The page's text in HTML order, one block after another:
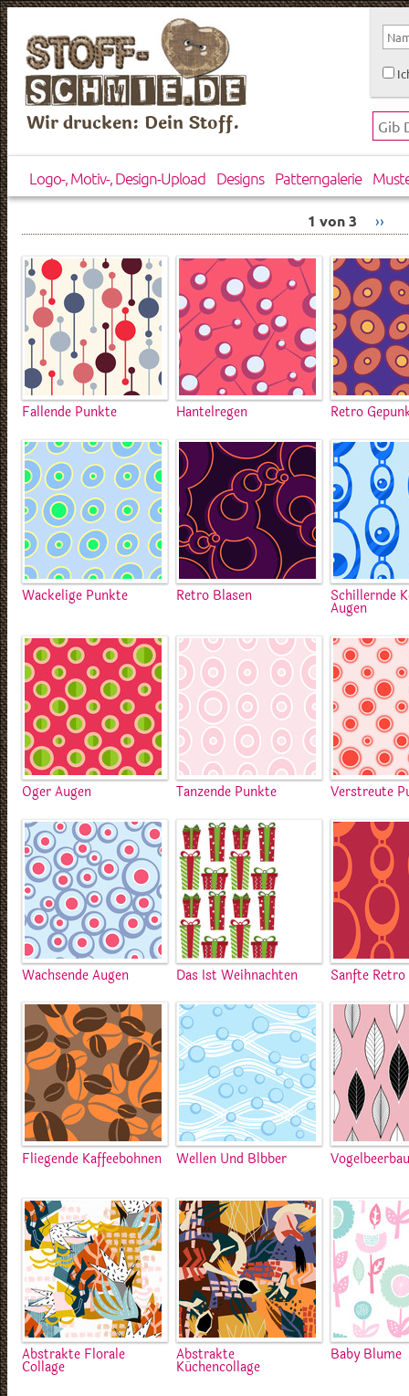
Wir drucken: Dein Stoff.
Logo-, Motiv-, Design-Upload Designs Patterngalerie
1 von 3 ››
Fallende Punkte Hantelregen Retro
Wackelige Punkte Retro Blasen Schillernde
Augen
Oger Augen Tanzende Punkte Verstreute
Wachsende Augen Das Ist Weihnachten Sanfte
Fliegende Kaffeebohnen Wellen Und Blbber
Abstrakte Florale
Collage
Abstrakte
Küchencollage
Baby Blume